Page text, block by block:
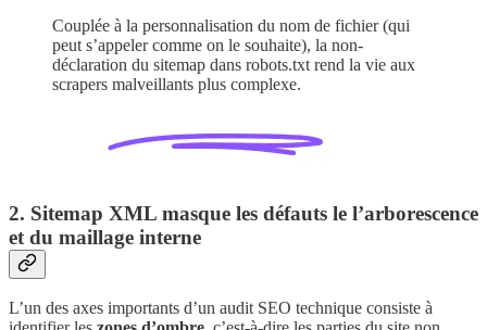
Couplée à la personnalisation du nom de fichier (qui
peut s’appeler comme on le souhaite), la non-
déclaration du sitemap dans robots.txt rend la vie aux
scrapers malveillants plus complexe.
2. Sitemap XML masque les défauts le l’arborescence
et du maillage interne
L’un des axes importants d’un audit SEO technique consiste à